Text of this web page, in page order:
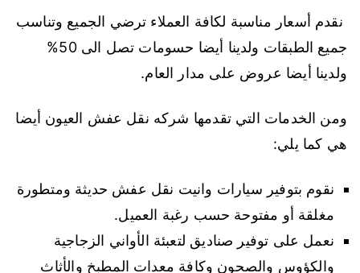
نقدم أسعار مناسبة لكافة العملاء ترضي الجميع وتناسب
جميع الطبقات ولدينا أيضا حسومات تصل الى 50%
ولدينا أيضا عروض على مدار العام.
ومن الخدمات التي تقدمها شركه نقل عفش العيون أيضا
هي كما يلي:
نقوم بتوفير سيارات وانيت نقل عفش حديثة ومتطورة
مغلقة أو مفتوحة حسب رغبة العميل.
نعمل على توفير صناديق لتعبئة الأواني الزجاجية
والكؤوس والصحون وكافة معدات المطبخ والأثاث